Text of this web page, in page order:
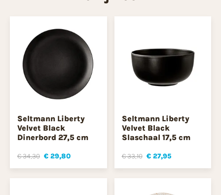
Seltmann Liberty
Velvet Black
Dinerbord 27,5 cm
€ 34,30 € 29,80
Seltmann Liberty
Velvet Black
Slaschaal 17,5 cm
€ 33,10 € 27,95